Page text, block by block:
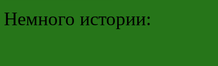
Немного истории: